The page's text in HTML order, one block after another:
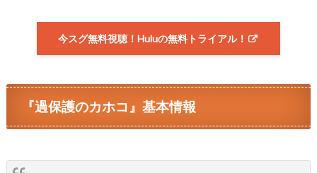
今スグ無料視聴！Huluの無料トライアル！
『過保護のカホコ』基本情報